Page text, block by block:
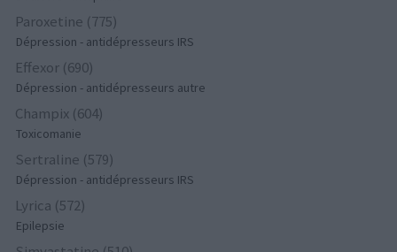
Paroxetine (775)
Dépression - antidépresseurs IRS
Effexor (690)
Dépression - antidépresseurs autre
Champix (604)
Toxicomanie
Sertraline (579)
Dépression - antidépresseurs IRS
Lyrica (572)
Epilepsie